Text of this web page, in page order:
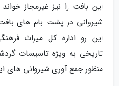
این بافت را نیز غیرمجاز
شیروانی در پشت بام های
این رو اداره کل میراث
تاریخی به ویژه تاسیسات
منظور جمع آوری شیروانی های